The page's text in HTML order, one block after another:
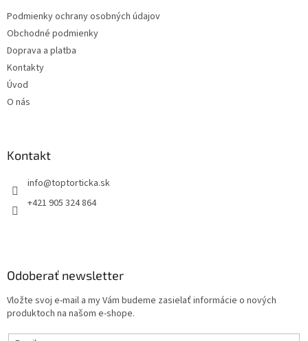
Podmienky ochrany osobných údajov
Obchodné podmienky
Doprava a platba
Kontakty
Úvod
O nás
Kontakt
+421 905 324 864
Odoberať newsletter
Vložte svoj e-mail a my Vám budeme zasielať informácie o nových
produktoch na našom e-shope.